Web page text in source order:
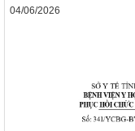
04/06/2026